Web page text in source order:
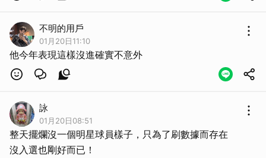
不明的用戶
01月20日11:10
他今年表現這樣沒進確實不意外
詠
01月20日08:51
整天擺爛沒一個明星球員樣子，只為了刷數據而存在
沒入選也剛好而已！